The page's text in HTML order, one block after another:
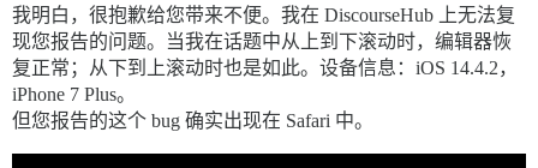
我明白，很抱歉给您带来不便。我在 DiscourseHub 上无法复
现您报告的问题。当我在话题中从上到下滚动时，编辑器恢
复正常；从下到上滚动时也是如此。设备信息：iOS 14.4.2，
iPhone 7 Plus。
但您报告的这个 bug 确实出现在 Safari 中。